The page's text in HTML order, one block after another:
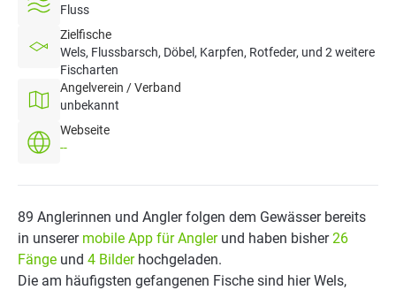
Fluss
Zielfische
Wels, Flussbarsch, Döbel, Karpfen, Rotfeder, und 2 weitere
Fischarten
Angelverein / Verband
unbekannt
Webseite
--
89 Anglerinnen und Angler folgen dem Gewässer bereits
in unserer mobile App für Anglerund haben bisher26
Fänge und 4 Bilderhochgeladen.
Die am häufigsten gefangenen Fische sind hier Wels,